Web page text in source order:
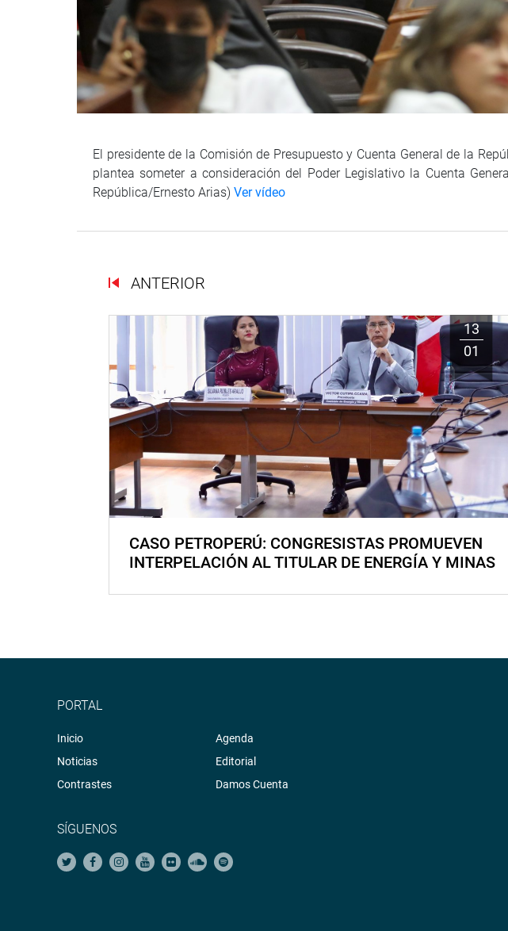
El presidente de la Comisión de Presupuesto y Cuenta General de la
plantea someter a consideración del Poder Legislativo la Cuenta
República/Ernesto Arias) Ver vídeo
ANTERIOR
13
01
CASO PETROPERÚ: CONGRESISTAS PROMUEVEN
INTERPELACIÓN AL TITULAR DE ENERGÍA Y MINAS
PORTAL
Inicio
Noticias
Contrastes
Agenda
Editorial
Damos Cuenta
SÍGUENOS